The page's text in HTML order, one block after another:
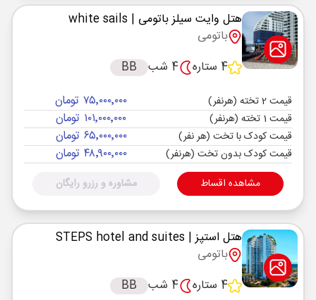
هتل وایت سیلز باتومی | white sails
باتومی
4 ستاره
4 شب BB
قیمت 2 تخته (هرنفر) ۷۵٬۰۰۰٬۰۰۰ تومان
قیمت 1 تخته (هرنفر) ۱۰۱٬۰۰۰٬۰۰۰ تومان
قیمت کودک با تخت (هر نفر) ۶۵٬۰۰۰٬۰۰۰ تومان
قیمت کودک بدون تخت (هرنفر) ۴۸٬۹۰۰٬۰۰۰ تومان
مشاهده اقساط مشاوره و رزرو رایگان
هتل استپز| STEPS hotel and suites
باتومی
4 ستاره
4 شب BB